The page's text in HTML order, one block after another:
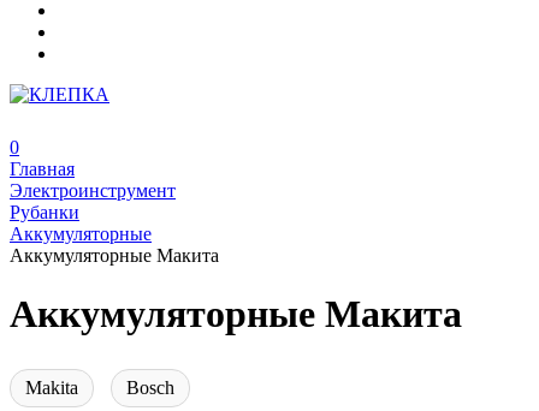
0
Главная
Электроинструмент
Рубанки
Аккумуляторные
Аккумуляторные Макита
Аккумуляторные Макита
Makita
Bosch